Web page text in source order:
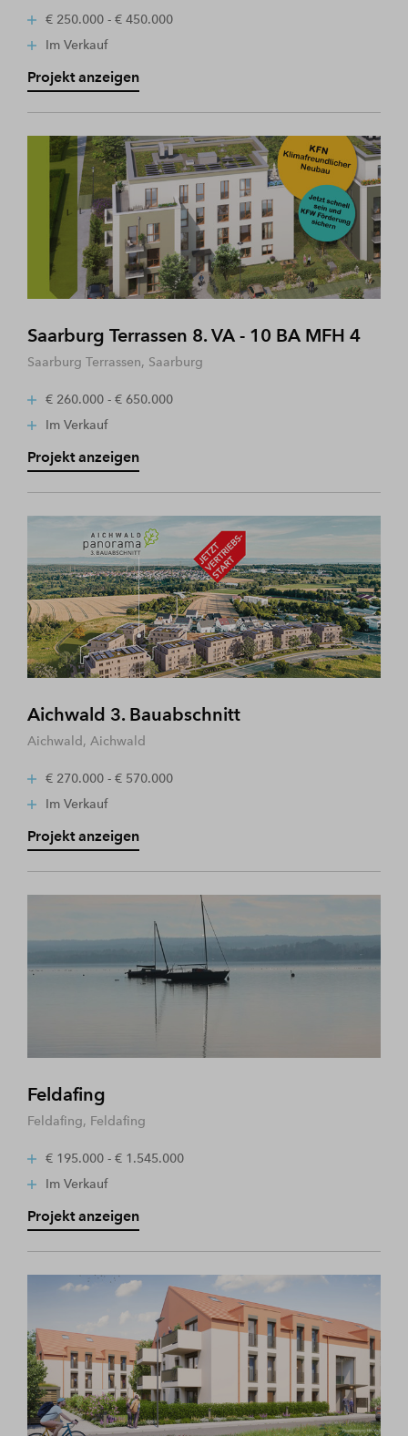
€ 250.000 - € 450.000
Im Verkauf
Projekt anzeigen
Saarburg Terrassen 8. VA - 10 BA MFH 4
Saarburg Terrassen, Saarburg
€ 260.000 - € 650.000
Im Verkauf
Projekt anzeigen
Aichwald 3. Bauabschnitt
Aichwald, Aichwald
€ 270.000 - € 570.000
Im Verkauf
Projekt anzeigen
Feldafing
Feldafing, Feldafing
€ 195.000 - € 1.545.000
Im Verkauf
Projekt anzeigen